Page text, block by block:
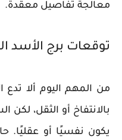
معالجة تفاصيل معقدة.
توقعات برج الأسد
من المهم اليوم ألا
بالانتفاخ أو الثقل،
يكون نفسيًا أو